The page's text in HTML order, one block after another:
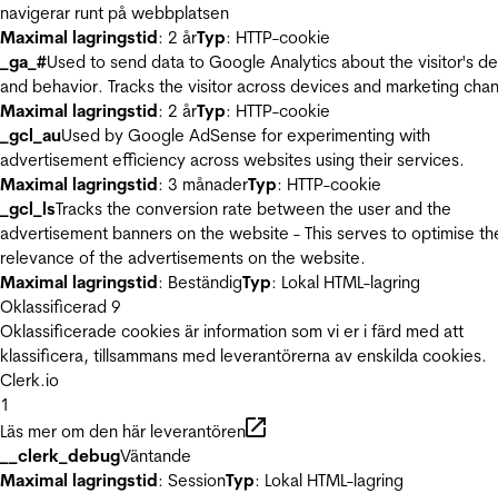
navigerar runt på webbplatsen
Maximal lagringstid: 2 årTyp: HTTP-cookie
_ga_#Used to send data to Google Analytics about the visitor's
and behavior. Tracks the visitor across devices and marketing
Maximal lagringstid: 2 årTyp: HTTP-cookie
_gcl_auUsed by Google AdSense for experimenting with
advertisement efficiency across websites using their services.
Maximal lagringstid: 3 månaderTyp: HTTP-cookie
_gcl_lsTracks the conversion rate between the user and the
advertisement banners on the website - This serves to optimise
relevance of the advertisements on the website.
Maximal lagringstid: BeständigTyp: Lokal HTML-lagring
Oklassificerad 9
Oklassificerade cookies är information som vi er i färd med att
klassificera, tillsammans med leverantörerna av enskilda cookies.
Clerk.io
1
Läs mer om den här leverantören
__clerk_debugVäntande
Maximal lagringstid: SessionTyp: Lokal HTML-lagring